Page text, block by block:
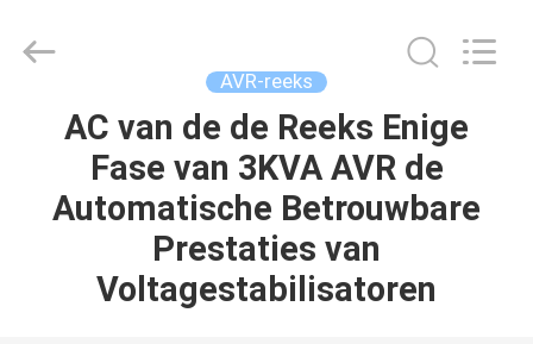
THUIS
PRODUCTEN
POWER
GROUP.
AVR-reeks
AC van de de Reeks Enige
Fase van 3KVA AVR de
Automatische Betrouwbare
Prestaties van
Voltagestabilisatoren